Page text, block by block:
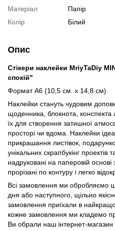
Матеріал
Папір
Колір
Білий
Опис
Стікери наклейки MriyTaDiy
спокій"
Формат А6 (10,5 см. х 14,8 см)
Наклейки стануть чудовим
щоденника, блокнота,
їх для створення затишної
просторі чи вдома. Наклейки
прикрашання листівок,
унікальних скрапбукінг проектів
надруковані на паперовій
прорізані по контуру і легко
Всі замовлення ми обробляємо
дня або наступного, щільно
замовлення приїхали в
кожне замовлення ми кладемо
Ви обрали наш інтернет-магазин